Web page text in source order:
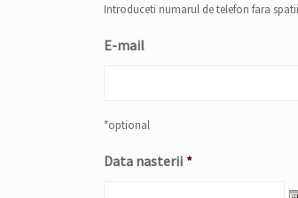
Introduceti numarul de telefon fara
E-mail
*optional
Data nasterii *